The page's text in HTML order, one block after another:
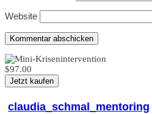
Website
$97.00
Jetzt kaufen
claudia_schmal_mentoring